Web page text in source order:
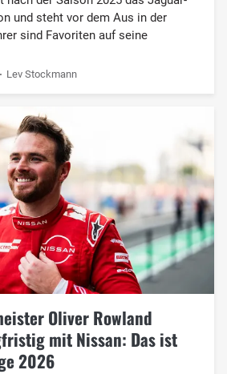
und steht vor dem Aus in der
sind Favoriten auf seine
Lev Stockmann
Oliver Rowland
mit Nissan: Das ist
2026